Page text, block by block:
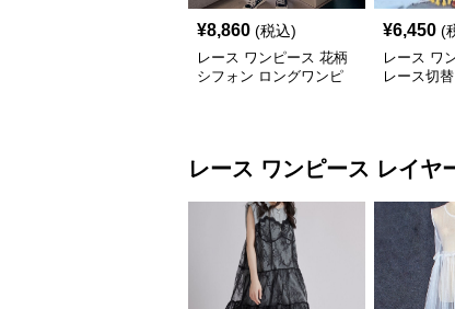
¥8,860 (税込)
レース ワンピース 花柄
シフォン ロングワンピ
¥6,450 (
レース ワ
レース切
レース ワンピース レイヤ